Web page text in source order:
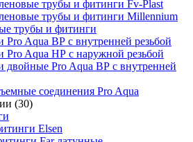
трубы и фитинги Fv-Plast
трубы и фитинги Millennium
трубы и фитинги
Pro Aqua ВР с внутренней резьбой
Pro Aqua НР с наружной резьбой
двойные Pro Aqua ВР с внутренней
соединения Pro Aqua
(30)
Elsen